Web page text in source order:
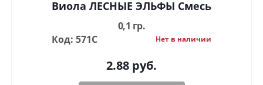
Виола ЛЕСНЫЕ ЭЛЬФЫ Смесь
0,1 гр.
Код: 571С
Нет в наличии
2.88 руб.